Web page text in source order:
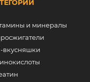
и минералы